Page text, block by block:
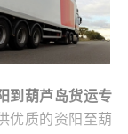
到葫芦岛货运专
优质的资阳至葫